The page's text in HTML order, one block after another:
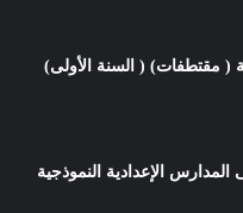
( مقتطفات) ( السنة الأولى)
الإعدادية النموذجية